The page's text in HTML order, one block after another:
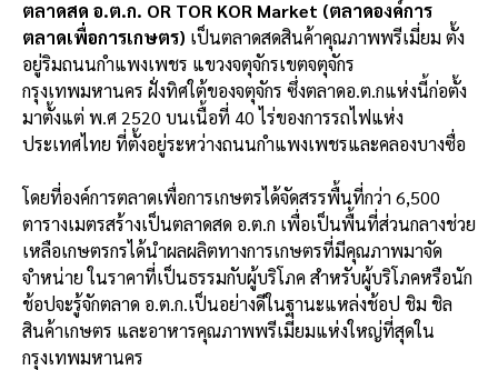
ตลาดสด อ.ต.ก. OR TOR KOR Market (ตลาดองค์การ
ตลาดเพื่อการเกษตร) เป็นตลาดสดสินค้าคุณภาพพรีเมี่ยม ตั้ง
อยู่ริมถนนกำแพงเพชร แขวงจตุจักรเขตจตุจักร
กรุงเทพมหานคร ฝั่งทิศใต้ของจตุจักร ซึ่งตลาดอ.ต.กแห่งนี้ก่อตั้ง
มาตั้งแต่ พ.ศ 2520 บนเนื้อที่ 40 ไร่ของการรถไฟแห่ง
ประเทศไทย ที่ตั้งอยู่ระหว่างถนนกำแพงเพชรและคลองบางซื่อ
โดยที่องค์การตลาดเพื่อการเกษตรได้จัดสรรพื้นที่กว่า 6,500
ตารางเมตรสร้างเป็นตลาดสด อ.ต.ก เพื่อเป็นพื้นที่ส่วนกลางช่วย
เหลือเกษตรกรได้นำผลผลิตทางการเกษตรที่มีคุณภาพมาจัด
จำหน่าย ในราคาที่เป็นธรรมกับผู้บริโภค สำหรับผู้บริโภคหรือนัก
ช้อปจะรู้จักตลาด อ.ต.ก.เป็นอย่างดีในฐานะแหล่งช้อป ชิม ชิล
สินค้าเกษตร และอาหารคุณภาพพรีเมี่ยมแห่งใหญ่ที่สุดใน
กรุงเทพมหานคร